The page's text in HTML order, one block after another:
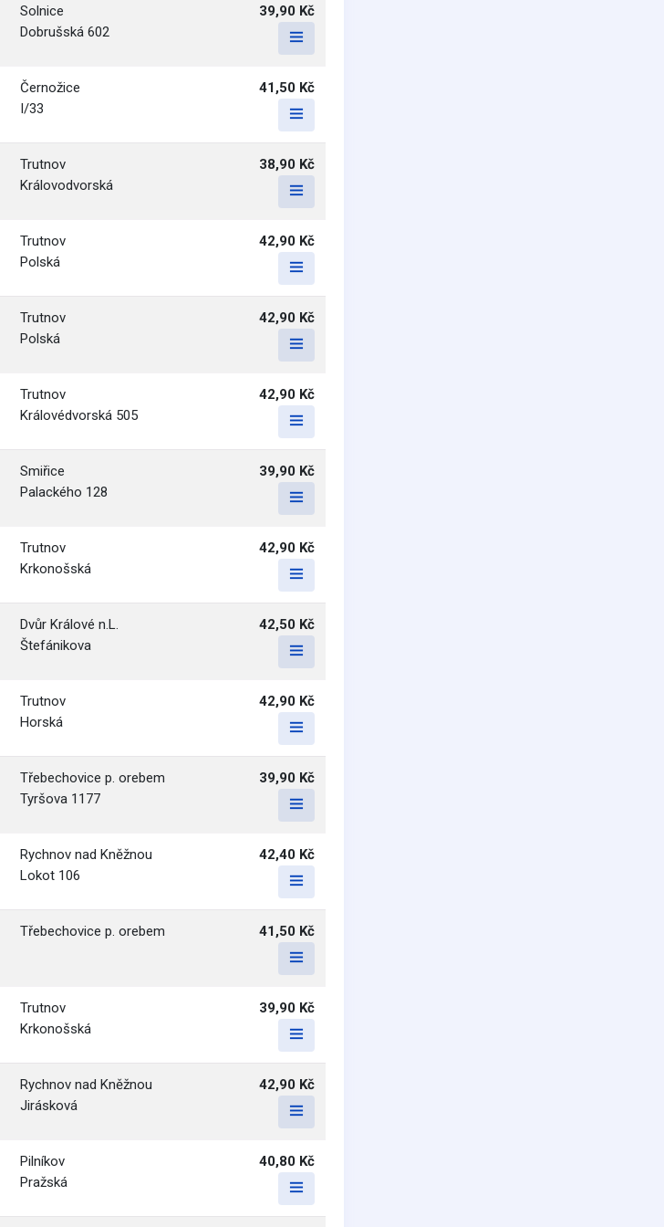
Solnice
Dobrušská 602
39,90 Kč
Černožice
I/33
41,50 Kč
Trutnov
Královodvorská
38,90 Kč
Trutnov
Polská
42,90 Kč
Trutnov
Polská
42,90 Kč
Trutnov
Královédvorská 505
42,90 Kč
Smiřice
Palackého 128
39,90 Kč
Trutnov
Krkonošská
42,90 Kč
Dvůr Králové n.L.
Štefánikova
42,50 Kč
Trutnov
Horská
42,90 Kč
Třebechovice p. orebem
Tyršova 1177
39,90 Kč
Rychnov nad Kněžnou
Lokot 106
42,40 Kč
Třebechovice p. orebem 41,50 Kč
Trutnov
Krkonošská
39,90 Kč
Rychnov nad Kněžnou
Jirásková
42,90 Kč
Pilníkov
Pražská
40,80 Kč